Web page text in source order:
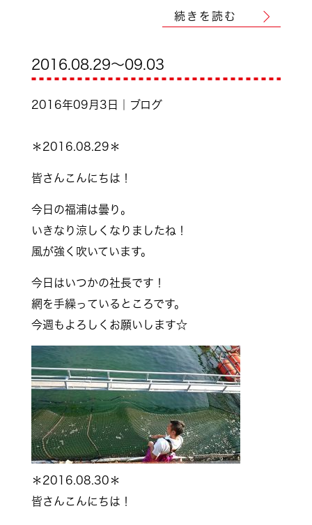
続きを読む
2016.08.29～09.03
2016年09月3日｜ブログ
＊2016.08.29＊
皆さんこんにちは！
今日の福浦は曇り。
いきなり涼しくなりましたね！
風が強く吹いています。
今日はいつかの社長です！
網を手繰っているところです。
今週もよろしくお願いします☆
＊2016.08.30＊
皆さんこんにちは！